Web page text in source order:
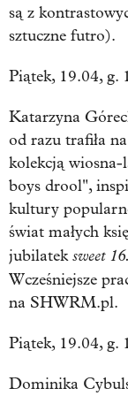
są z
sztuczne futro).
Piątek, 19.04,
Katarzyna
od razu trafiła
kolekcją wiosna-
boys drool",
kultury
świat małych
jubilateksweet 16.
Wcześniejsze
na SHWRM.pl.
Piątek, 19.04,
Dominika